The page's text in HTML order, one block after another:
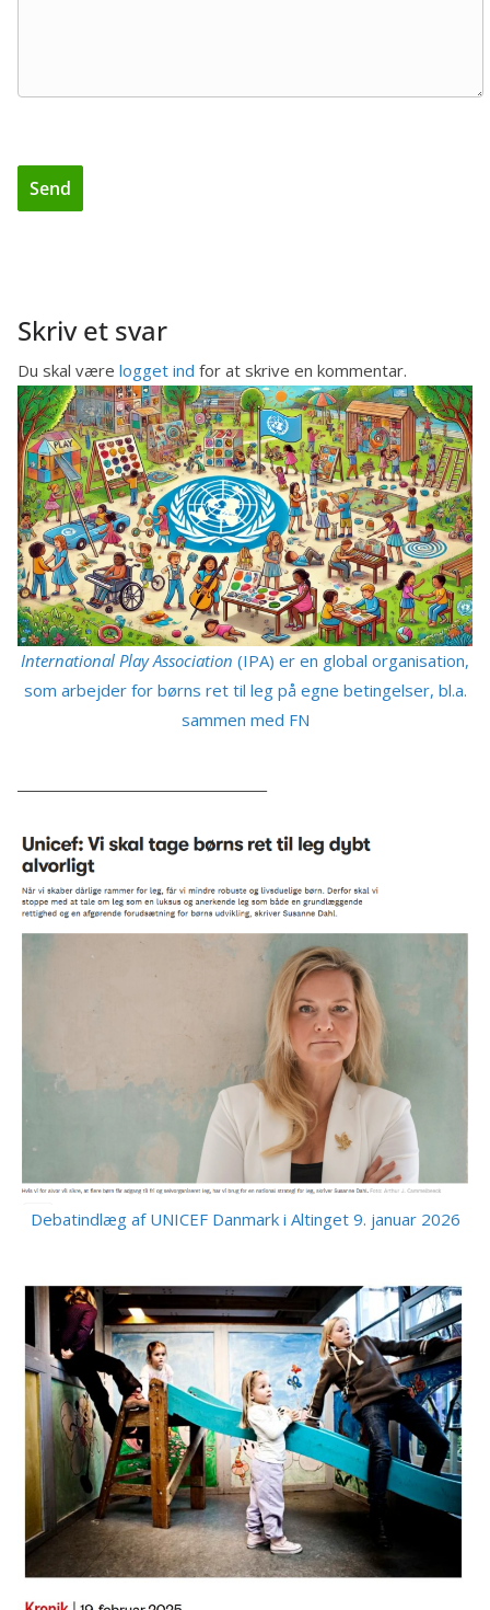
Skriv et svar
Du skal være logget ind for at skrive en kommentar.
International Play Association (IPA) er en global organisation,
som arbejder for børns ret til leg på egne betingelser, bl.a.
sammen med FN
Debatindlæg af UNICEF Danmark i Altinget 9. januar 2026